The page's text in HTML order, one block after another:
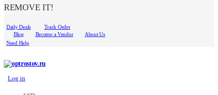
REMOVE IT!
Daily Deals
Track Order
Blog
Become a Vendor
About Us
Need Help
Log in